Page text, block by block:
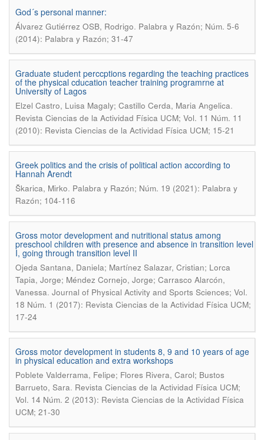
God´s personal manner:
Álvarez Gutiérrez OSB, Rodrigo. Palabra y Razón; Núm. 5-6
(2014): Palabra y Razón; 31-47
Graduate student perccptions regarding the teaching practices
of the physical cducation teacher training programrne at
University of Lagos
Elzel Castro, Luisa Magaly; Castillo Cerda, Maria Angelica.
Revista Ciencias de la Actividad Física UCM; Vol. 11 Núm. 11
(2010): Revista Ciencias de la Actividad Física UCM; 15-21
Greek politics and the crisis of political action according to
Hannah Arendt
Škarica, Mirko. Palabra y Razón; Núm. 19 (2021): Palabra y
Razón; 104-116
Gross motor development and nutritional status among
preschool children with presence and absence in transition level
I, going through transition level II
Ojeda Santana, Daniela; Martínez Salazar, Cristian; Lorca
Tapia, Jorge; Méndez Cornejo, Jorge; Carrasco Alarcón,
Vanessa. Journal of Physical Activity and Sports Sciences; Vol.
18 Núm. 1 (2017): Revista Ciencias de la Actividad Física UCM;
17-24
Gross motor development in students 8, 9 and 10 years of age
in physical education and extra workshops
Poblete Valderrama, Felipe; Flores Rivera, Carol; Bustos
Barrueto, Sara. Revista Ciencias de la Actividad Física UCM;
Vol. 14 Núm. 2 (2013): Revista Ciencias de la Actividad Física
UCM; 21-30